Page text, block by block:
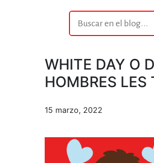
WHITE DAY O
HOMBRES LES
15 marzo, 2022